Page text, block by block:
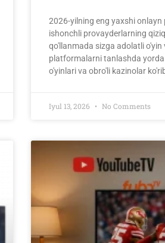
2026-yilning eng yaxshi
ishonchli provayderlarning
qo'llanmada sizga adolatli
platformalarni tanlashda
o'yinlari va obro'li kazinolar
Iyul 13, 2026 No Comments